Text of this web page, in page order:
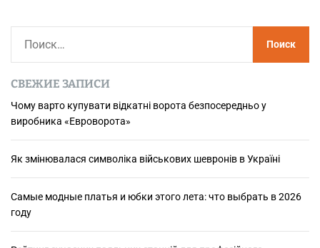
т
и
:
СВЕЖИЕ ЗАПИСИ
Чому варто купувати відкатні ворота безпосередньо у
виробника «Евроворота»
Як змінювалася символіка військових шевронів в Україні
Самые модные платья и юбки этого лета: что выбрать в 2026
году